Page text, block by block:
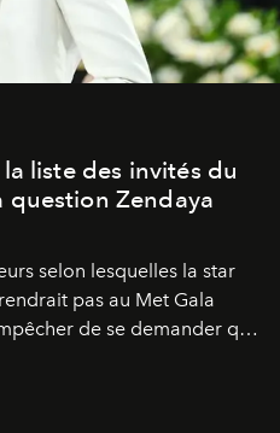
liste des invités du
question Zendaya
selon lesquelles la star
pas au Met Gala
de se demander qui